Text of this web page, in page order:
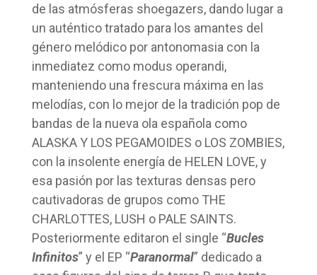
de las atmósferas shoegazers, dando lugar a
un auténtico tratado para los amantes del
género melódico por antonomasia con la
inmediatez como modus operandi,
manteniendo una frescura máxima en las
melodías, con lo mejor de la tradición pop de
bandas de la nueva ola española como
ALASKA Y LOS PEGAMOIDES o LOS ZOMBIES,
con la insolente energía de HELEN LOVE, y
esa pasión por las texturas densas pero
cautivadoras de grupos como THE
CHARLOTTES, LUSH o PALE SAINTS.
Posteriormente editaron el single “Bucles
Infinitos” y el EP “Paranormal” dedicado a